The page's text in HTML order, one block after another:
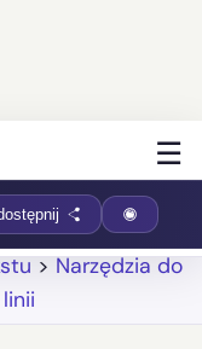
☰
> Narzędzia do